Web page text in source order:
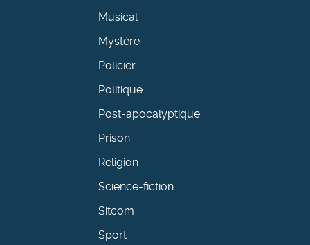
Musical
Mystère
Policier
Politique
Post-apocalyptique
Prison
Religion
Science-fiction
Sitcom
Sport